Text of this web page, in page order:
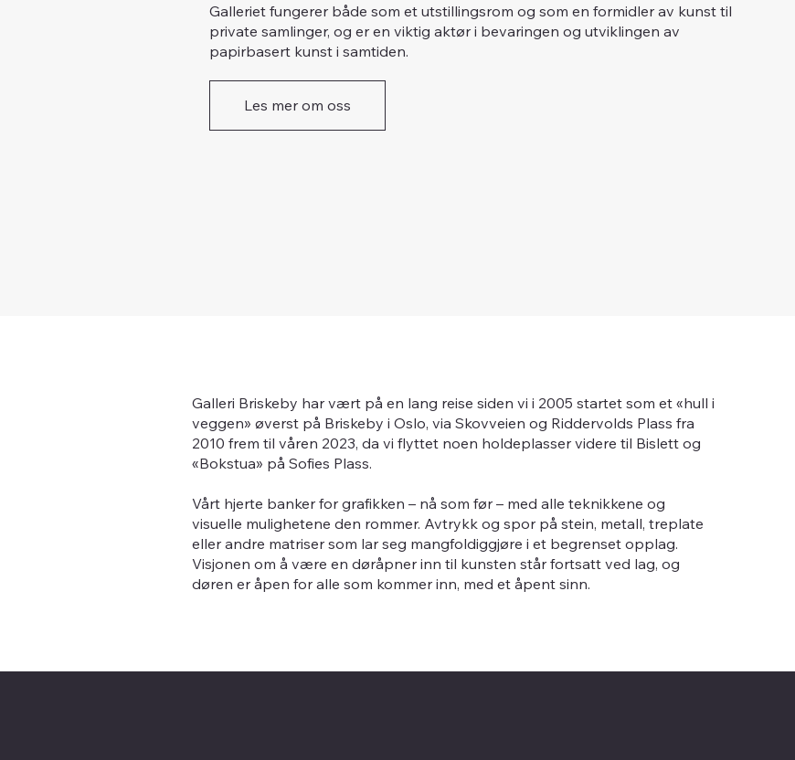
Galleriet fungerer både som et utstillingsrom og som en formidler av kunst til
private samlinger, og er en viktig aktør i bevaringen og utviklingen av
papirbasert kunst i samtiden.
Les mer om oss
Galleri Briskeby har vært på en lang reise siden vi i 2005 startet som et «hull i
veggen» øverst på Briskeby i Oslo, via Skovveien og Riddervolds Plass fra
2010 frem til våren 2023, da vi flyttet noen holdeplasser videre til Bislett og
«Bokstua» på Sofies Plass.
Vårt hjerte banker for grafikken – nå som før – med alle teknikkene og
visuelle mulighetene den rommer. Avtrykk og spor på stein, metall, treplate
eller andre matriser som lar seg mangfoldiggjøre i et begrenset opplag.
Visjonen om å være en døråpner inn til kunsten står fortsatt ved lag, og
døren er åpen for alle som kommer inn, med et åpent sinn.